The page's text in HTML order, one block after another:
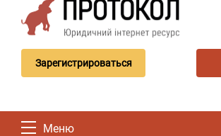
Зарегистрироваться
Меню